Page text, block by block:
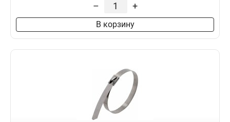
– +
В корзину